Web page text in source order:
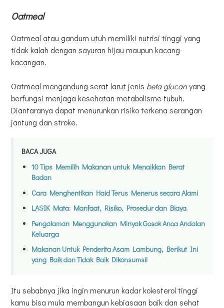
Oatmeal
Oatmeal atau gandum utuh memiliki nutrisi tinggi yang
tidak kalah dengan sayuran hijau maupun kacang-
kacangan.
Oatmeal mengandung serat larut jenis beta glucanyang
berfungsi menjaga kesehatan metabolisme tubuh.
Diantaranya dapat menurunkan risiko terkena serangan
jantung dan stroke.
BACA JUGA
10 Tips Memilih Makanan untuk Menaikkan Berat
Badan
Cara Menghentikan Haid Terus Menerus secara Alami
LASIK Mata: Manfaat, Risiko, Prosedur dan Biaya
Pengalaman Menggunakan Minyak Gosok Anoa Andalan
Keluarga
Makanan Untuk Penderita Asam Lambung, Berikut Ini
yang Baik dan Tidak Baik Dikonsumsi!
Itu sebabnya jika ingin menurun kadar kolesterol tinggi
kamu bisa mula membangun kebiasaan baik dan sehat